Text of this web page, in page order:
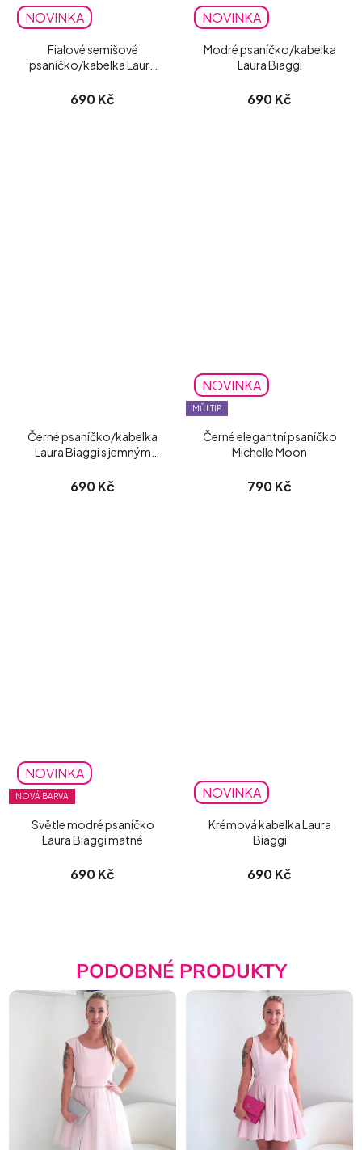
NOVINKA
Fialové semišové
psaníčko/kabelka Laura
690 Kč
NOVINKA
Modré psaníčko/kabelka
Laura Biaggi
690 Kč
Černé psaníčko/kabelka
Laura Biaggi s jemným
690 Kč
NOVINKA
MŮJ TIP
Černé elegantní psaníčko
Michelle Moon
790 Kč
NOVINKA
NOVÁ BARVA
Světle modré psaníčko
Laura Biaggi matné
690 Kč
NOVINKA
Krémová kabelka Laura
Biaggi
690 Kč
PODOBNÉ PRODUKTY